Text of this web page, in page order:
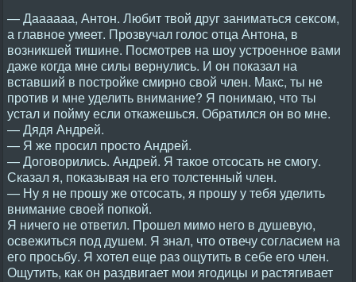
— Даааааа, Антон. Любит твой друг заниматься сексом,
а главное умеет. Прозвучал голос отца Антона, в
возникшей тишине. Посмотрев на шоу устроенное вами
даже когда мне силы вернулись. И он показал на
вставший в постройке смирно свой член. Макс, ты не
против и мне уделить внимание? Я понимаю, что ты
устал и пойму если откажешься. Обратился он во мне.
— Дядя Андрей.
— Я же просил просто Андрей.
— Договорились. Андрей. Я такое отсосать не смогу.
Сказал я, показывая на его толстенный член.
— Ну я не прошу же отсосать, я прошу у тебя уделить
внимание своей попкой.
Я ничего не ответил. Прошел мимо него в душевую,
освежиться под душем. Я знал, что отвечу согласием на
его просьбу. Я хотел еще раз ощутить в себе его член.
Ощутить, как он раздвигает мои ягодицы и растягивает